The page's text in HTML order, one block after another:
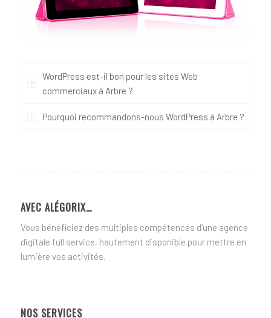
WordPress est-il bon pour les sites Web
commerciaux à Arbre ?
Pourquoi recommandons-nous WordPress à Arbre ?
AVEC ALÉGORIX…
Vous bénéficiez des multiples compétences d’une agence
digitale full service, hautement disponible pour mettre en
lumière vos activités.
NOS SERVICES